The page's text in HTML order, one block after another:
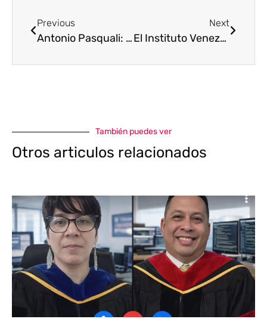
Previous
Antonio Pasquali: Pensador clave en la comunicación
Next
El Instituto Venezolano de los Seguros Sociales: Protección en Venezuela
También puedes ver
Otros articulos relacionados